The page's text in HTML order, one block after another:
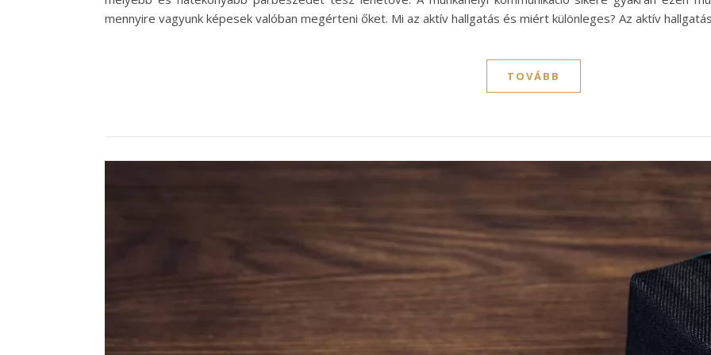
mennyire vagyunk képesek valóban megérteni őket. Mi az aktív hallgatás és miért különleges? Az aktív
TOVÁBB